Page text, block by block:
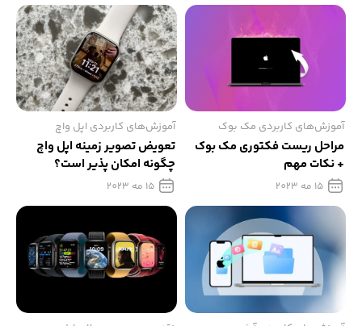
آموزش‌های کاربردی مک بوک
مراحل ریست فکتوری مک بوک
+ نکات مهم
15 مه 2023
آموزش‌های کاربردی اپل واچ
تعویض تصویر زمینه اپل واچ
چگونه امکان پذیر است؟
15 مه 2023